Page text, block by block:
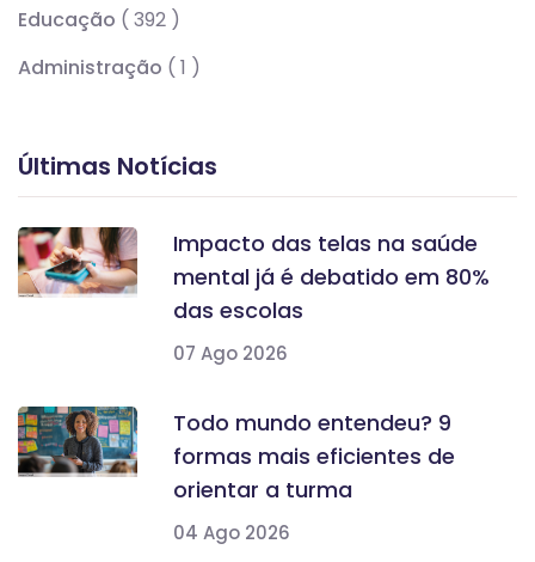
Educação ( 392 )
Administração ( 1 )
Últimas Notícias
Impacto das telas na saúde
mental já é debatido em 80%
das escolas
07 Ago 2026
Todo mundo entendeu? 9
formas mais eficientes de
orientar a turma
04 Ago 2026